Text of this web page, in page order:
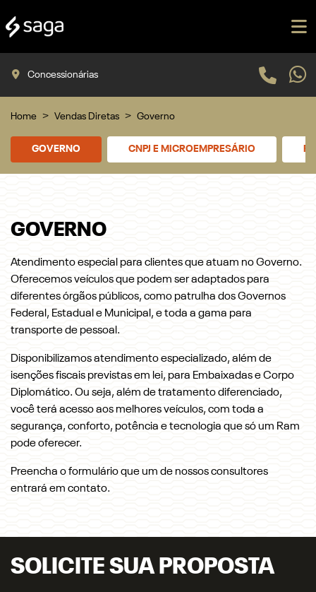
Concessionárias
Home Vendas Diretas Governo
CNPJ E MICROEMPRESÁRIO
GOVERNO
GOVERNO
Atendimento especial para clientes que atuam no Governo.
Oferecemos veículos que podem ser adaptados para
diferentes órgãos públicos, como patrulha dos Governos
Federal, Estadual e Municipal, e toda a gama para
transporte de pessoal.
Disponibilizamos atendimento especializado, além de
isenções fiscais previstas em lei, para Embaixadas e Corpo
Diplomático. Ou seja, além de tratamento diferenciado,
você terá acesso aos melhores veículos, com toda a
segurança, conforto, potência e tecnologia que só um Ram
pode oferecer.
Preencha o formulário que um de nossos consultores
entrará em contato.
SOLICITE SUA PROPOSTA